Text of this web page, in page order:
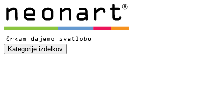
Kategorije izdelkov